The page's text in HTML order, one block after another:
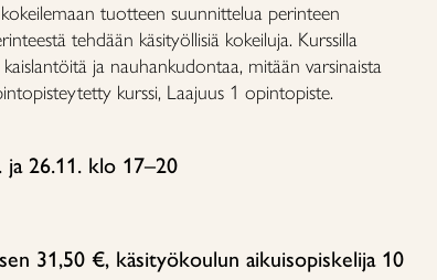
tuotteen suunnittelua perinteen
tehdään käsityöllisiä kokeiluja. Kurssilla
ja nauhankudontaa, mitään varsinaista
kurssi, Laajuus 1 opintopiste.
ja 26.11. klo 17–20
31,50 €, käsityökoulun aikuisopiskelija 10